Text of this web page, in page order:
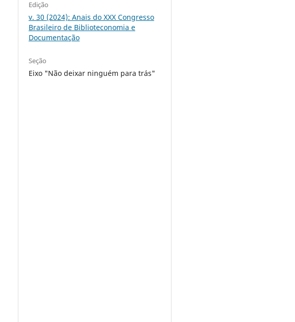
Edição
v. 30 (2024): Anais do XXX Congresso
Brasileiro de Biblioteconomia e
Documentação
Seção
Eixo "Não deixar ninguém para trás"